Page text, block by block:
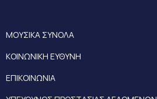
ΜΟΥΣΙΚΑ ΣΥΝΟΛΑ
ΚΟΙΝΩΝΙΚΗ ΕΥΘΥΝΗ
ΕΠΙΚΟΙΝΩΝΙΑ